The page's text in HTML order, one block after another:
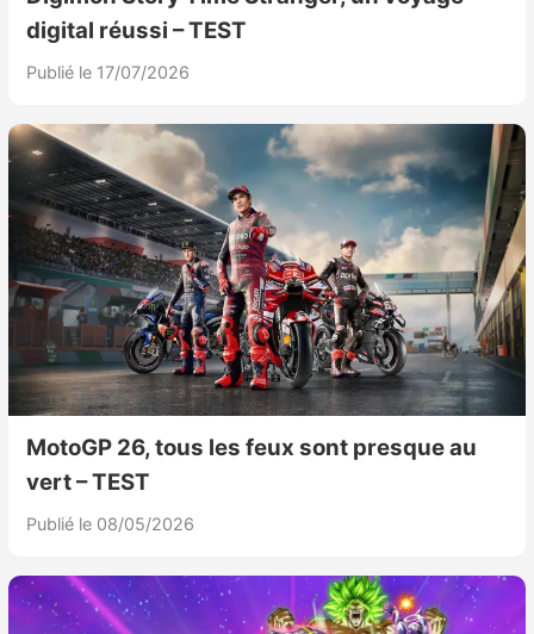
Previews
Précommandes
Précommandes jeux Switch 2
Sorties de jeux
Bons plans
Guides
digital réussi – TEST
Publié le 17/07/2026
MotoGP 26, tous les feux sont presque au
vert – TEST
Publié le 08/05/2026